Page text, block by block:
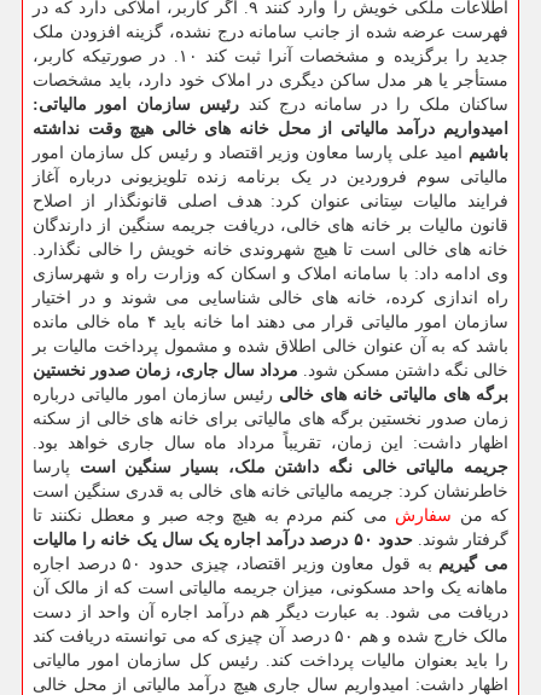
اطلاعات ملکی خویش را وارد کنند ۹. اگر کاربر، املاکی دارد که در
فهرست عرضه شده از جانب سامانه درج نشده، گزینه افزودن ملک
جدید را برگزیده و مشخصات آنرا ثبت کند ۱۰. در صورتیکه کاربر،
مستأجر یا هر مدل ساکن دیگری در املاک خود دارد، باید مشخصات
ساکنان ملک را در سامانه درج کند رئیس سازمان امور مالیاتی:
امیدواریم درآمد مالیاتی از محل خانه های خالی هیچ وقت نداشته
باشیم امید علی پارسا معاون وزیر اقتصاد و رئیس کل سازمان امور
مالیاتی سوم فروردین در یک برنامه زنده تلویزیونی درباره آغاز
فرایند مالیات سِتانی عنوان کرد: هدف اصلی قانونگذار از اصلاح
قانون مالیات بر خانه های خالی، دریافت جریمه سنگین از دارندگان
خانه های خالی است تا هیچ شهروندی خانه خویش را خالی نگذارد.
وی ادامه داد: با سامانه املاک و اسکان که وزارت راه و شهرسازی
راه اندازی کرده، خانه های خالی شناسایی می شوند و در اختیار
سازمان امور مالیاتی قرار می دهند اما خانه باید ۴ ماه خالی مانده
باشد که به آن عنوان خالی اطلاق شده و مشمول پرداخت مالیات بر
خالی نگه داشتن مسکن شود. مرداد سال جاری، زمان صدور نخستین
برگه های مالیاتی خانه های خالی رئیس سازمان امور مالیاتی درباره
زمان صدور نخستین برگه های مالیاتی برای خانه های خالی از سکنه
اظهار داشت: این زمان، تقریباً مرداد ماه سال جاری خواهد بود.
جریمه مالیاتی خالی نگه داشتن ملک، بسیار سنگین است پارسا
خاطرنشان کرد: جریمه مالیاتی خانه های خالی به قدری سنگین است
که من سفارش می کنم مردم به هیچ وجه صبر و معطل نکنند تا
گرفتار شوند.
حدود ۵۰ درصد درآمد اجاره یک سال یک خانه را مالیات
می گیریم
به قول معاون وزیر اقتصاد، چیزی حدود ۵۰ درصد اجاره
ماهانه یک واحد مسکونی، میزان جریمه مالیاتی است که از مالک آن
دریافت می شود. به عبارت دیگر هم درآمد اجاره آن واحد از دست
مالک خارج شده و هم ۵۰ درصد آن چیزی که می توانسته دریافت کند
را باید بعنوان مالیات پرداخت کند. رئیس کل سازمان امور مالیاتی
اظهار داشت: امیدواریم سال جاری هیچ درآمد مالیاتی از محل خالی